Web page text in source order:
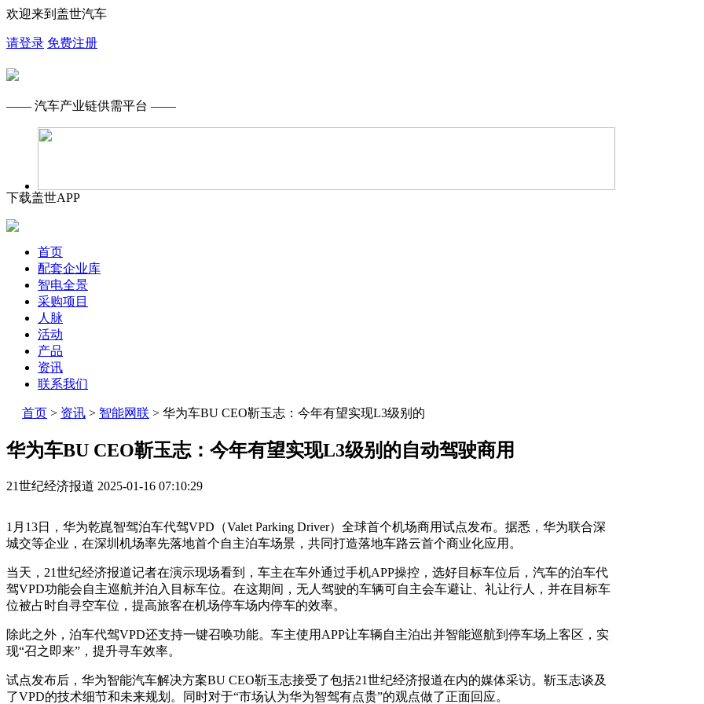
欢迎来到盖世汽车
请登录 免费注册
—— 汽车产业链供需平台 ——
下载盖世APP
首页
配套企业库
智电全景
采购项目
人脉
活动
产品
资讯
联系我们
首页 > 资讯 > 智能网联 > 华为车BU CEO靳玉志：今年有望实现L3级别的
华为车BU CEO靳玉志：今年有望实现L3级别的自动驾驶商用
21世纪经济报道 2025-01-16 07:10:29
1月13日，华为乾崑智驾泊车代驾VPD（Valet Parking Driver）全球首个机场商用试点发布。据悉，华为联合深
城交等企业，在深圳机场率先落地首个自主泊车场景，共同打造落地车路云首个商业化应用。
当天，21世纪经济报道记者在演示现场看到，车主在车外通过手机APP操控，选好目标车位后，汽车的泊车代
驾VPD功能会自主巡航并泊入目标车位。在这期间，无人驾驶的车辆可自主会车避让、礼让行人，并在目标车
位被占时自寻空车位，提高旅客在机场停车场内停车的效率。
除此之外，泊车代驾VPD还支持一键召唤功能。车主使用APP让车辆自主泊出并智能巡航到停车场上客区，实
现“召之即来”，提升寻车效率。
试点发布后，华为智能汽车解决方案BU CEO靳玉志接受了包括21世纪经济报道在内的媒体采访。靳玉志谈及
了VPD的技术细节和未来规划。同时对于“市场认为华为智驾有点贵”的观点做了正面回应。